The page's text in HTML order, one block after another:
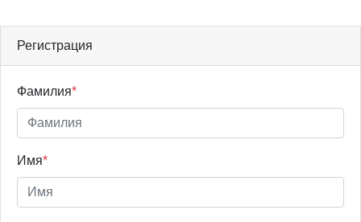
Регистрация
Фамилия*
Имя*